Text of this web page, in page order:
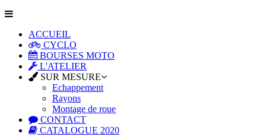
ACCUEIL
CYCLO
BOURSES MOTO
L'ATELIER
SUR MESURE
Echappement
Rayons
Montage de roue
CONTACT
CATALOGUE 2020